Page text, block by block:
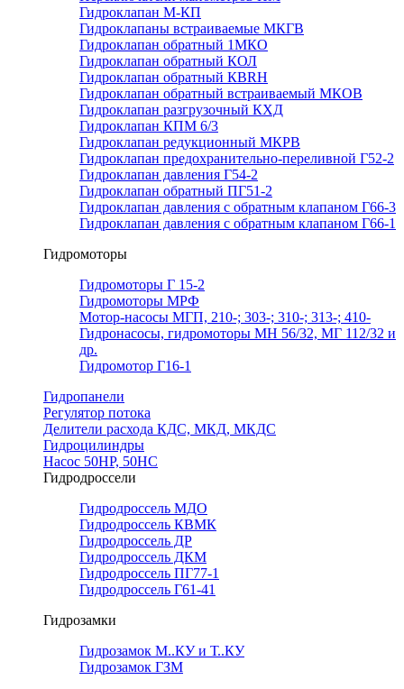
Гидроклапан М-КП
Гидроклапаны встраиваемые МКГВ
Гидроклапан обратный 1МКО
Гидроклапан обратный КОЛ
Гидроклапан обратный КВRН
Гидроклапан обратный встраиваемый МКОВ
Гидроклапан разгрузочный КХД
Гидроклапан КПМ 6/3
Гидроклапан редукционный МКРВ
Гидроклапан предохранительно-переливной Г52-2
Гидроклапан давления Г54-2
Гидроклапан обратный ПГ51-2
Гидроклапан давления с обратным клапаном Г66-3
Гидроклапан давления с обратным клапаном Г66-1
Гидромоторы
Гидромоторы Г 15-2
Гидромоторы МРФ
Мотор-насосы МГП, 210-; 303-; 310-; 313-; 410-
Гидронасосы, гидромоторы МН 56/32, МГ 112/32 и
др.
Гидромотор Г16-1
Гидропанели
Регулятор потока
Делители расхода КДС, МКД, МКДС
Гидроцилиндры
Насос 50НР, 50НС
Гидродроссели
Гидродроссель МДО
Гидродроссель КВМК
Гидродроссель ДР
Гидродроссель ДКМ
Гидродроссель ПГ77-1
Гидродроссель Г61-41
Гидрозамки
Гидрозамок М..КУ и Т..КУ
Гидрозамок ГЗМ